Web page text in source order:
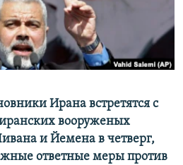
Ирана встретятся с
вооруженых
и Йемена в четверг,
ответные меры против